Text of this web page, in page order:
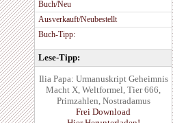
Buch/Neu
Ausverkauft/Neubestellt
Buch-Tipp:
Lese-Tipp:
Ilia Papa: Urmanuskript Geheimnis
Macht X, Weltformel, Tier 666,
Primzahlen, Nostradamus
Frei Download